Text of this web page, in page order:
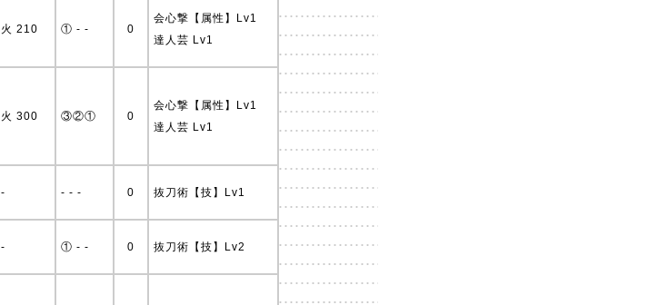
火 210 ① - - 0
会心撃【属性】Lv1
達人芸 Lv1
火 300 ③②① 0
会心撃【属性】Lv1
達人芸 Lv1
- - - - 0 抜刀術【技】Lv1
- ① - - 0 抜刀術【技】Lv2